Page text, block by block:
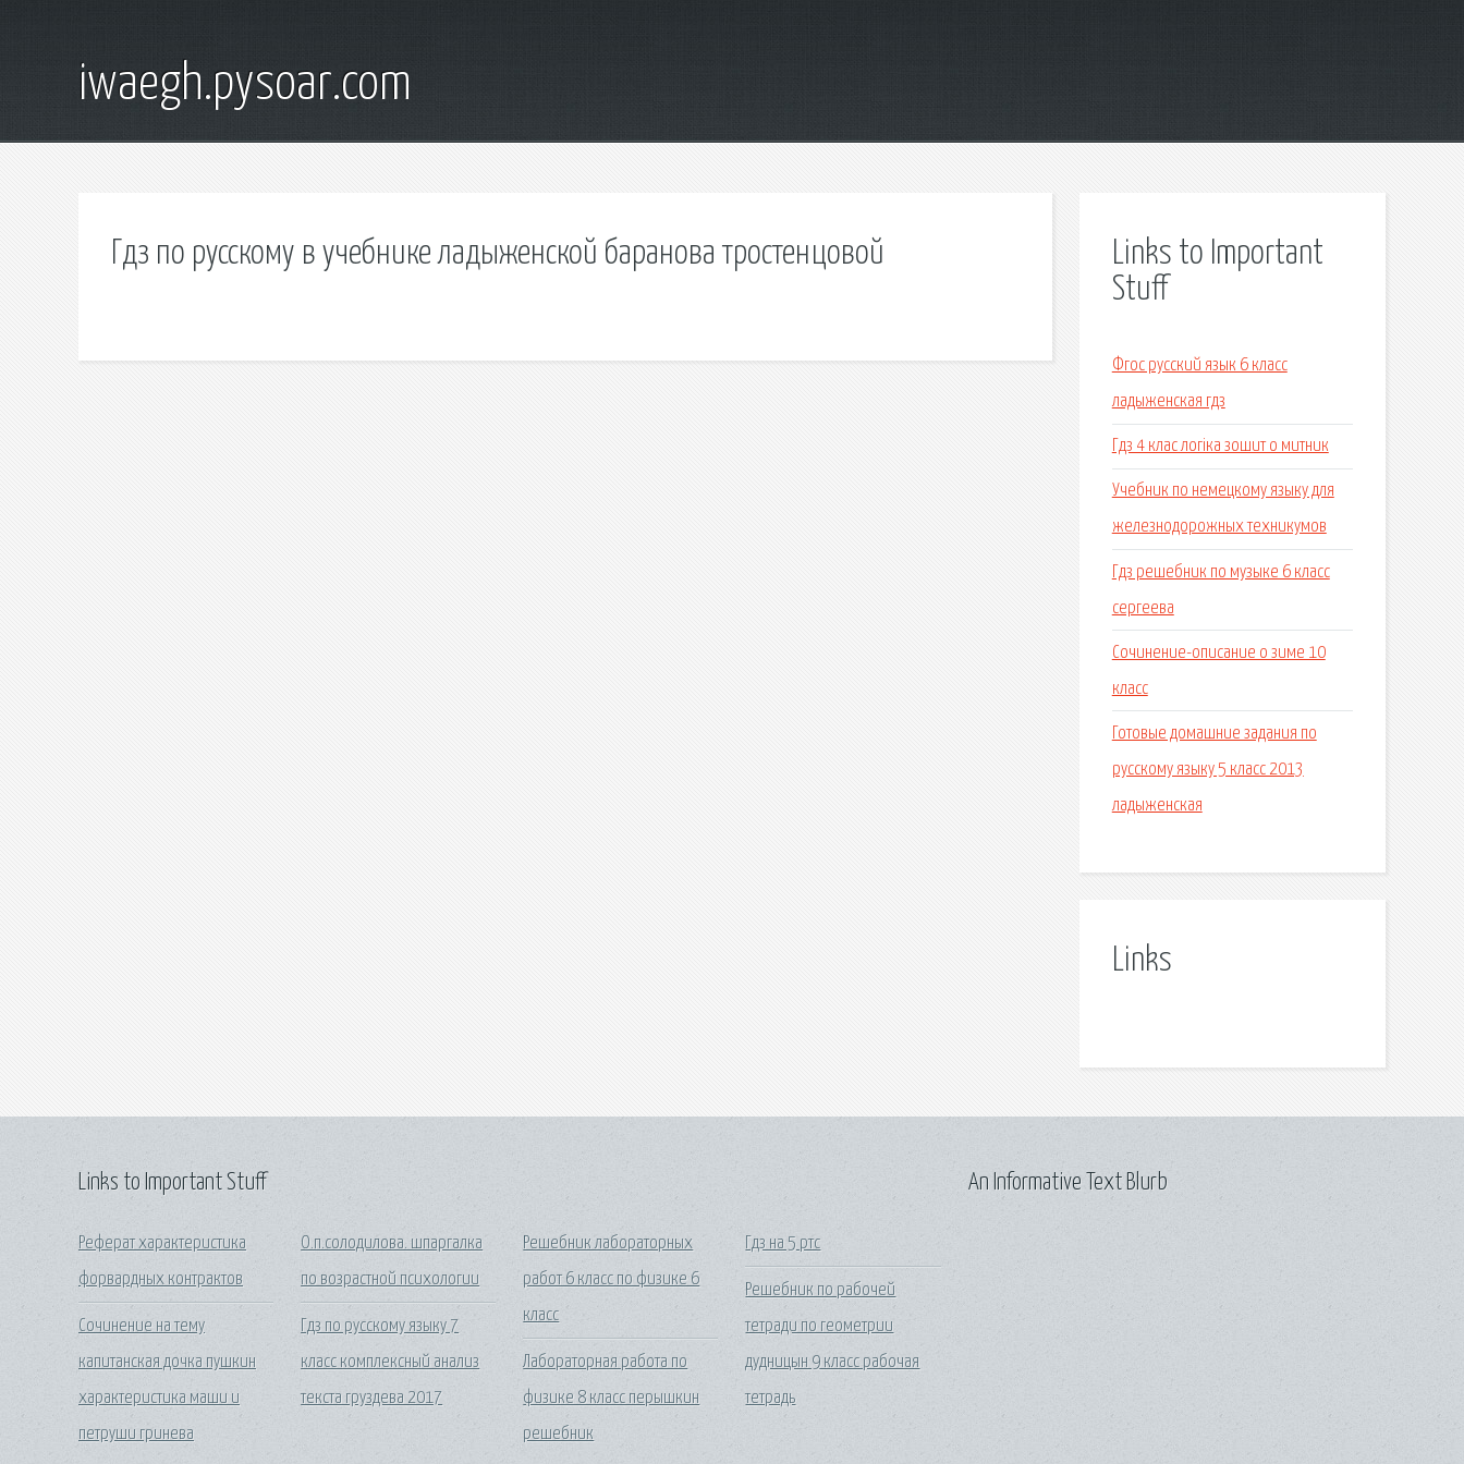
iwaegh.pysoar.com
Гдз по русскому в учебнике ладыженской баранова тростенцовой
Links to Important
Stuff
Фгос русский язык 6 класс
ладыженская гдз
Гдз 4 клас логіка зошит о митник
Учебник по немецкому языку для
железнодорожных техникумов
Гдз решебник по музыке 6 класс
сергеева
Сочинение-описание о зиме 10
класс
Готовые домашние задания по
русскому языку 5 класс 2013
ладыженская
Links
Links to Important Stuff
Реферат характеристика
форвардных контрактов
Сочинение на тему
капитанская дочка пушкин
характеристика маши и
петруши гринева
О.п.солодилова. шпаргалка
по возрастной психологии
Гдз по русскому языку 7
класс комплексный анализ
текста груздева 2017
Решебник лабораторных
работ 6 класс по физике 6
класс
Лабораторная работа по
физике 8 класс перышкин
решебник
Гдз на 5 ртс
Решебник по рабочей
тетради по геометрии
дудницын 9 класс рабочая
тетрадь
An Informative Text Blurb